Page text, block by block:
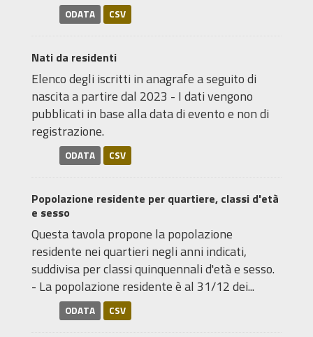
ODATA CSV
Nati da residenti
Elenco degli iscritti in anagrafe a seguito di
nascita a partire dal 2023 - I dati vengono
pubblicati in base alla data di evento e non di
registrazione.
ODATA CSV
Popolazione residente per quartiere, classi d'età
e sesso
Questa tavola propone la popolazione
residente nei quartieri negli anni indicati,
suddivisa per classi quinquennali d'età e sesso.
- La popolazione residente è al 31/12 dei...
ODATA CSV